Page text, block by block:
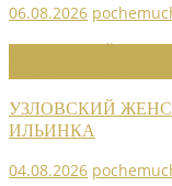
06.08.2026
УЗЛОВСКИЙ
ИЛЬИНКА
04.08.2026